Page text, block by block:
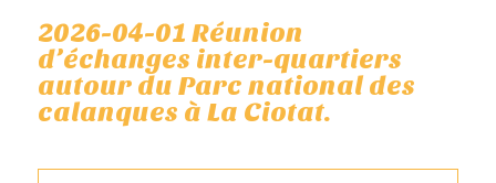
2026-04-01 Réunion
d’échanges inter-quartiers
autour du Parc national des
calanques à La Ciotat.